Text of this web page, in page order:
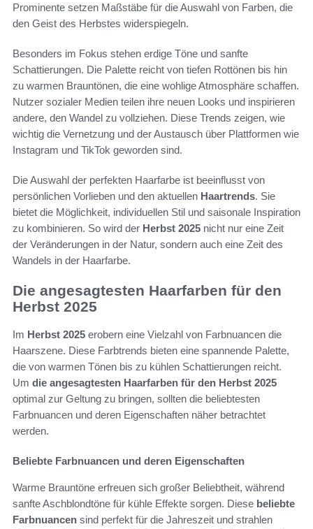
Prominente setzen Maßstäbe für die Auswahl von Farben, die
den Geist des Herbstes widerspiegeln.
Besonders im Fokus stehen erdige Töne und sanfte
Schattierungen. Die Palette reicht von tiefen Rottönen bis hin
zu warmen Brauntönen, die eine wohlige Atmosphäre schaffen.
Nutzer sozialer Medien teilen ihre neuen Looks und inspirieren
andere, den Wandel zu vollziehen. Diese Trends zeigen, wie
wichtig die Vernetzung und der Austausch über Plattformen wie
Instagram und TikTok geworden sind.
Die Auswahl der perfekten Haarfarbe ist beeinflusst von
persönlichen Vorlieben und den aktuellen Haartrends. Sie
bietet die Möglichkeit, individuellen Stil und saisonale Inspiration
zu kombinieren. So wird der Herbst 2025 nicht nur eine Zeit
der Veränderungen in der Natur, sondern auch eine Zeit des
Wandels in der Haarfarbe.
Die angesagtesten Haarfarben für den
Herbst 2025
Im Herbst 2025 erobern eine Vielzahl von Farbnuancen die
Haarszene. Diese Farbtrends bieten eine spannende Palette,
die von warmen Tönen bis zu kühlen Schattierungen reicht.
Um die angesagtesten Haarfarben für den Herbst 2025
optimal zur Geltung zu bringen, sollten die beliebtesten
Farbnuancen und deren Eigenschaften näher betrachtet
werden.
Beliebte Farbnuancen und deren Eigenschaften
Warme Brauntöne erfreuen sich großer Beliebtheit, während
sanfte Aschblondtöne für kühle Effekte sorgen. Diese beliebte
Farbnuancen sind perfekt für die Jahreszeit und strahlen